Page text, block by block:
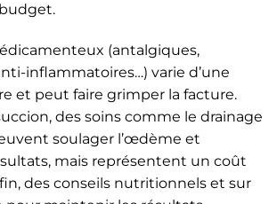
(antalgiques,
inflammatoires…) varie d’une
et peut faire grimper la facture.
des soins comme le drainage
soulager l’œdème et
mais représentent un coût
des conseils nutritionnels et sur